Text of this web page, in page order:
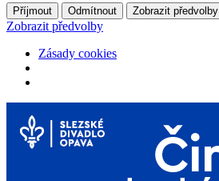
Příjmout Odmítnout Zobrazit předvolby
Zobrazit předvolby
Zásady cookies